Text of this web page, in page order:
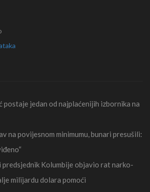
postaje jedan od najplaćenijih izbornika na
na povijesnom minimumu, bunari presušili:
predsjednik Kolumbije objavio rat narko-
milijardu dolara pomoći